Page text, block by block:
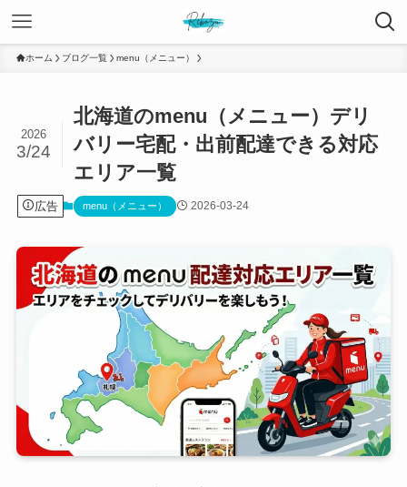
ホーム ブログ一覧 menu（メニュー）
北海道のmenu（メニュー）デリ
バリー宅配・出前配達できる対応
エリア一覧
2026
3/24
広告 menu（メニュー） 2026-03-24